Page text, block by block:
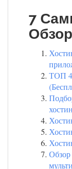
7
ТОП 4
Обзор